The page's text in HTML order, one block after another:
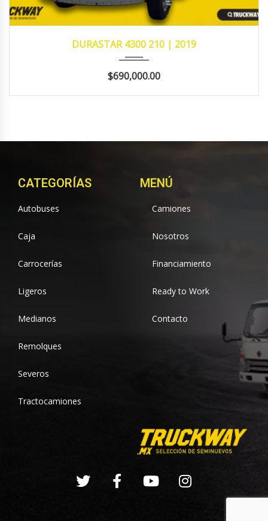
DURASTAR 4300 210 | 2019
$690,000.00
CATEGORÍAS
Autobuses
Caja
Carrocerías
Ligeros
Medianos
Remolques
Severos
Tractocamiones
MENÚ
Camiones
Nosotros
Financiamiento
Ready to Work
Contacto